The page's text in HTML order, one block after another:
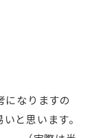
になりますの
と思います。